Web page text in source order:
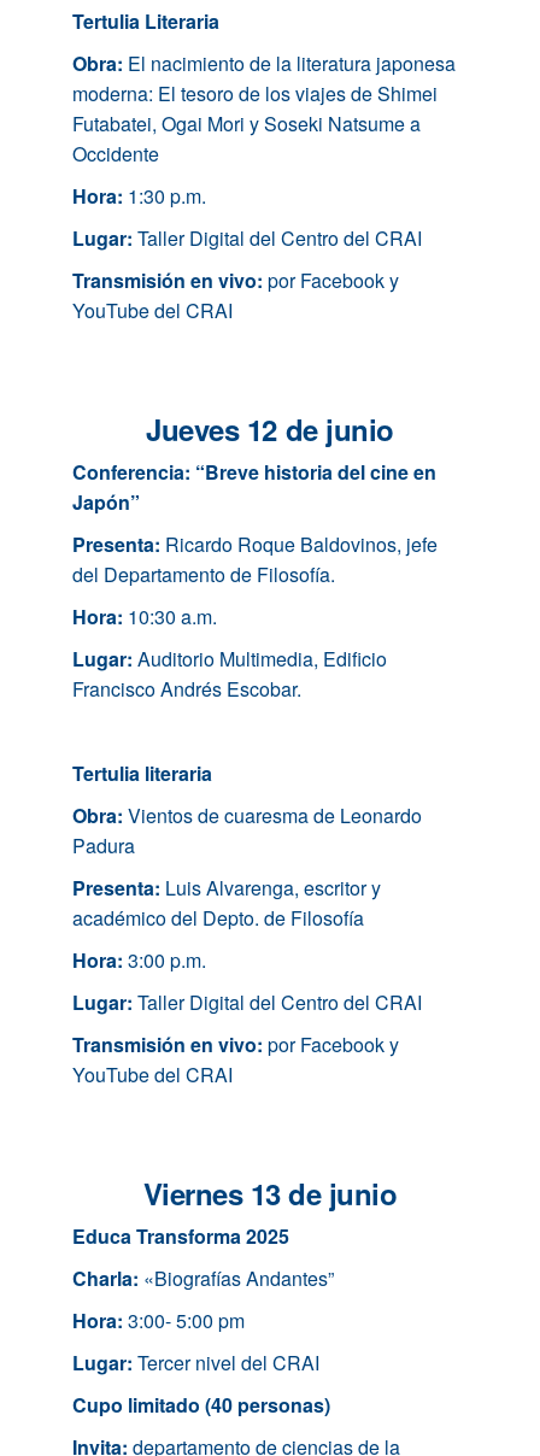
Tertulia Literaria
Obra: El nacimiento de la literatura japonesa
moderna: El tesoro de los viajes de Shimei
Futabatei, Ogai Mori y Soseki Natsume a
Occidente
Hora: 1:30 p.m.
Lugar: Taller Digital del Centro del CRAI
Transmisión en vivo: por Facebook y
YouTube del CRAI
Jueves 12 de junio
Conferencia: “Breve historia del cine en
Japón”
Presenta: Ricardo Roque Baldovinos, jefe
del Departamento de Filosofía.
Hora: 10:30 a.m.
Lugar: Auditorio Multimedia, Edificio
Francisco Andrés Escobar.
Tertulia literaria
Obra: Vientos de cuaresma de Leonardo
Padura
Presenta: Luis Alvarenga, escritor y
académico del Depto. de Filosofía
Hora: 3:00 p.m.
Lugar: Taller Digital del Centro del CRAI
Transmisión en vivo: por Facebook y
YouTube del CRAI
Viernes 13 de junio
Educa Transforma 2025
Charla: «Biografías Andantes”
Hora: 3:00- 5:00 pm
Lugar: Tercer nivel del CRAI
Cupo limitado (40 personas)
Invita: departamento de ciencias de la